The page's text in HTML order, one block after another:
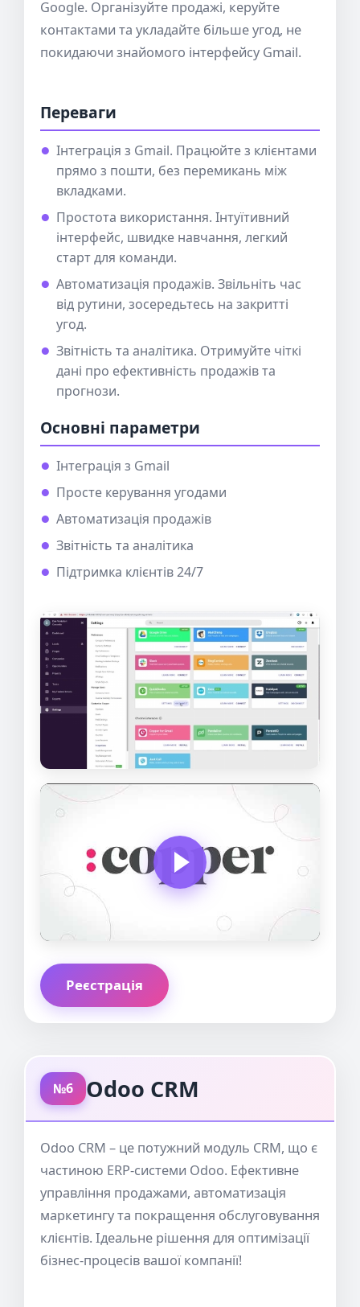
Google. Організуйте продажі, керуйте
контактами та укладайте більше угод, не
покидаючи знайомого інтерфейсу Gmail.
Переваги
Інтеграція з Gmail. Працюйте з клієнтами
прямо з пошти, без перемикань між
вкладками.
Простота використання. Інтуїтивний
інтерфейс, швидке навчання, легкий
старт для команди.
Автоматизація продажів. Звільніть час
від рутини, зосередьтесь на закритті
угод.
Звітність та аналітика. Отримуйте чіткі
дані про ефективність продажів та
прогнози.
Основні параметри
Інтеграція з Gmail
Просте керування угодами
Автоматизація продажів
Звітність та аналітика
Підтримка клієнтів 24/7
Реєстрація
№6 Odoo CRM
Odoo CRM – це потужний модуль CRM, що є
частиною ERP-системи Odoo. Ефективне
управління продажами, автоматизація
маркетингу та покращення обслуговування
клієнтів. Ідеальне рішення для оптимізації
бізнес-процесів вашої компанії!